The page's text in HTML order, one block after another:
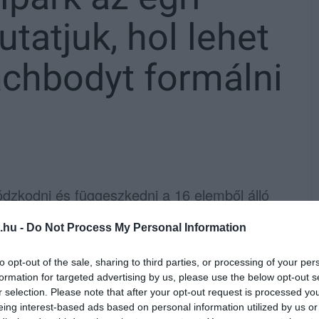
- Do Not Process My Personal Information
opt-out of the sale, sharing to third parties, or processing of your
for targeted advertising by us, please use the below opt-out
selection. Please note that after your opt-out request is processed
interest-based ads based on personal information utilized by us
hol lehet
formálni
és függeszkedni a 16 elemből álló
az egri Érsekkert közepén,
álló sportpark ingyenesen használható, az
hárulnak az önkormányzatra.